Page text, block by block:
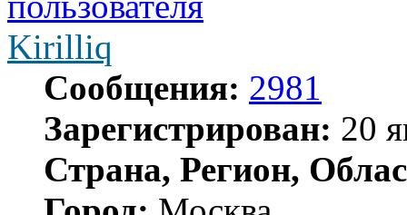
Kirilliq
Сообщения: 2981
Зарегистрирован: 20
Страна, Регион,